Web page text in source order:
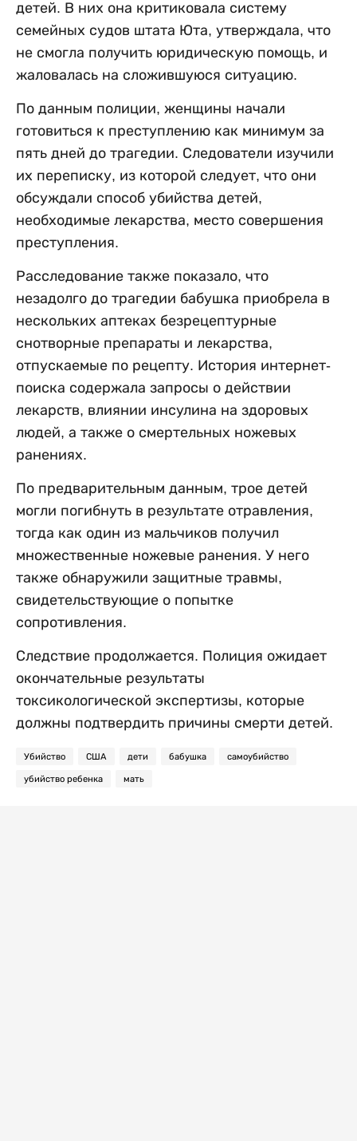
детей. В них она критиковала систему
семейных судов штата Юта, утверждала, что
не смогла получить юридическую помощь, и
жаловалась на сложившуюся ситуацию.
По данным полиции, женщины начали
готовиться к преступлению как минимум за
пять дней до трагедии. Следователи изучили
их переписку, из которой следует, что они
обсуждали способ убийства детей,
необходимые лекарства, место совершения
преступления.
Расследование также показало, что
незадолго до трагедии бабушка приобрела в
нескольких аптеках безрецептурные
снотворные препараты и лекарства,
отпускаемые по рецепту. История интернет-
поиска содержала запросы о действии
лекарств, влиянии инсулина на здоровых
людей, а также о смертельных ножевых
ранениях.
По предварительным данным, трое детей
могли погибнуть в результате отравления,
тогда как один из мальчиков получил
множественные ножевые ранения. У него
также обнаружили защитные травмы,
свидетельствующие о попытке
сопротивления.
Следствие продолжается. Полиция ожидает
окончательные результаты
токсикологической экспертизы, которые
должны подтвердить причины смерти детей.
Убийство США дети бабушка самоубийство
убийство ребенка мать